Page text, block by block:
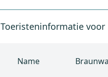
Toeristeninformatie voor
Name